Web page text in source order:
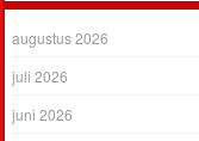
augustus 2026
juli 2026
juni 2026